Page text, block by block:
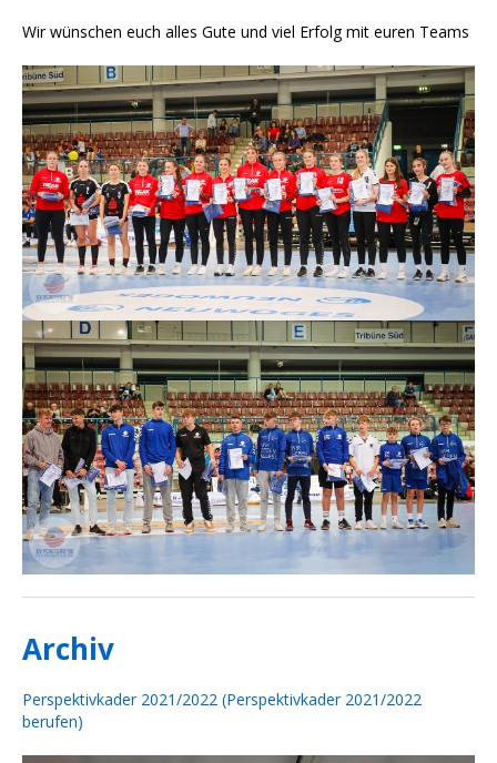
Wir wünschen euch alles Gute und viel Erfolg mit euren Teams
Archiv
Perspektivkader 2021/2022 (Perspektivkader 2021/2022
berufen)